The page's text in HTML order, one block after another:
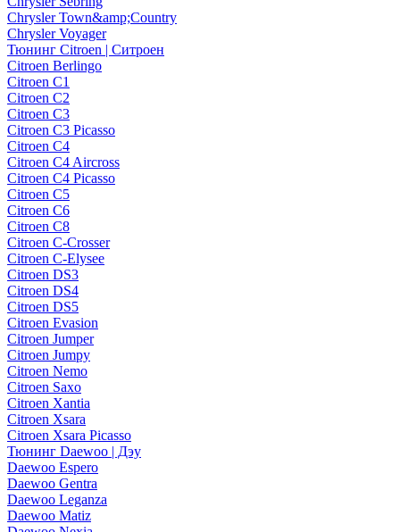
Chrysler Town&amp;Country
Chrysler Voyager
Тюнинг Citroen | Ситроен
Citroen Berlingo
Citroen C1
Citroen C2
Citroen C3
Citroen C3 Picasso
Citroen C4
Citroen C4 Aircross
Citroen C4 Picasso
Citroen C5
Citroen C6
Citroen C8
Citroen C-Crosser
Citroen C-Elysee
Citroen DS3
Citroen DS4
Citroen DS5
Citroen Evasion
Citroen Jumper
Citroen Jumpy
Citroen Nemo
Citroen Saxo
Citroen Xantia
Citroen Xsara
Citroen Xsara Picasso
Тюнинг Daewoo | Дэу
Daewoo Espero
Daewoo Gentra
Daewoo Leganza
Daewoo Matiz